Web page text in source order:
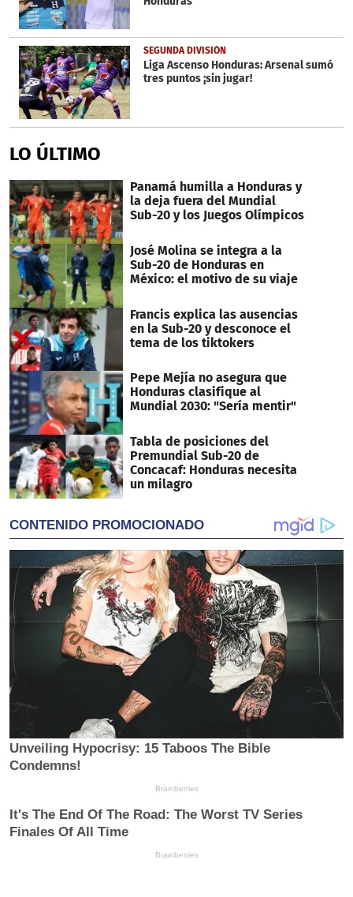
SEGUNDA DIVISIÓN
Liga Ascenso Honduras: Arsenal sumó
tres puntos ¡sin jugar!
LO ÚLTIMO
Panamá humilla a Honduras y
la deja fuera del Mundial
Sub-20 y los Juegos Olímpicos
José Molina se integra a la
Sub-20 de Honduras en
México: el motivo de su viaje
Francis explica las ausencias
en la Sub-20 y desconoce el
tema de los tiktokers
Pepe Mejía no asegura que
Honduras clasifique al
Mundial 2030: "Sería mentir"
Tabla de posiciones del
Premundial Sub-20 de
Concacaf: Honduras necesita
un milagro